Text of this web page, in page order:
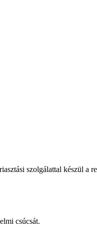
szolgálattal készül a
csúcsát.